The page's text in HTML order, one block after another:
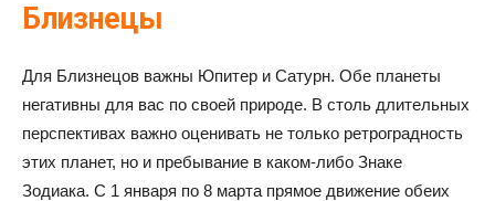
Близнецы
Для Близнецов важны Юпитер и Сатурн. Обе планеты
негативны для вас по своей природе. В столь длительных
перспективах важно оценивать не только ретроградность
этих планет, но и пребывание в каком-либо Знаке
Зодиака. С 1 января по 8 марта прямое движение обеих